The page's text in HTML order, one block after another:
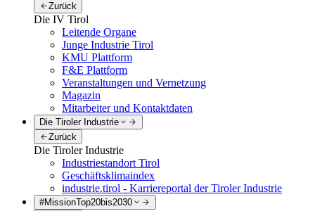
Zurück
Die IV Tirol
Leitende Organe
Junge Industrie Tirol
KMU Plattform
F&E Plattform
Veranstaltungen und Vernetzung
Magazin
Mitarbeiter und Kontaktdaten
Die Tiroler Industrie
Zurück
Die Tiroler Industrie
Industriestandort Tirol
Geschäftsklimaindex
industrie.tirol - Karriereportal der Tiroler Industrie
#MissionTop20bis2030